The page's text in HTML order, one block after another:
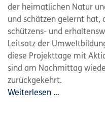
der heimatlichen Natur
und schätzen gelernt hat,
schützens- und
Leitsatz der
diese Projekttage mit
sind am Nachmittag
zurückgekehrt.
Weiterlesen …